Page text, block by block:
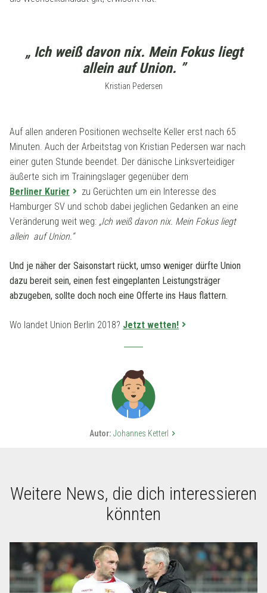
„ Ich weiß davon nix. Mein Fokus liegt
allein auf Union. ”
Kristian Pedersen
Auf allen anderen Positionen wechselte Keller erst nach 65
Minuten. Auch der Arbeitstag von Kristian Pedersen war nach
einer guten Stunde beendet. Der dänische Linksverteidiger
äußerte sich im Trainingslager gegenüber dem
Berliner Kurier
zu Gerüchten um ein Interesse des
Hamburger SV und schob dabei jeglichen Gedanken an eine
Veränderung weit weg: „Ich weiß davon nix. Mein Fokus liegt
allein auf Union.“
Und je näher der Saisonstart rückt, umso weniger dürfte Union
dazu bereit sein, einen fest eingeplanten Leistungsträger
abzugeben, sollte doch noch eine Offerte ins Haus flattern.
Wo landet Union Berlin 2018? Jetzt wetten!
Autor: Johannes Ketterl keyboard_arrow_right
Weitere News, die dich interessieren
könnten